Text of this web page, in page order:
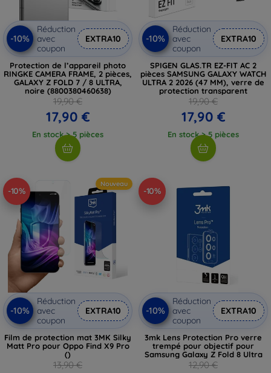
-10%
Réduction
avec
coupon
EXTRA10
Protection de l’appareil photo
RINGKE CAMERA FRAME, 2 pièces,
GALAXY Z FOLD 7 / 8 ULTRA,
noire (8800380460638)
19,90 €
17,90 €
En stock > 5 pièces
-10%
Réduction
avec
coupon
EXTRA10
SPIGEN GLAS.TR EZ-FIT AC 2
pièces SAMSUNG GALAXY WATCH
ULTRA 2 2026 (47 MM), verre de
protection transparent
19,90 €
17,90 €
En stock > 5 pièces
-10%
Nouveau
-10%
Réduction
avec
coupon
EXTRA10
Film de protection mat 3MK Silky
Matt Pro pour Oppo Find X9 Pro
()
13,90 €
-10%
-10%
Réduction
avec
coupon
EXTRA10
3mk Lens Protection Pro verre
trempé pour objectif pour
Samsung Galaxy Z Fold 8 Ultra
12,90 €